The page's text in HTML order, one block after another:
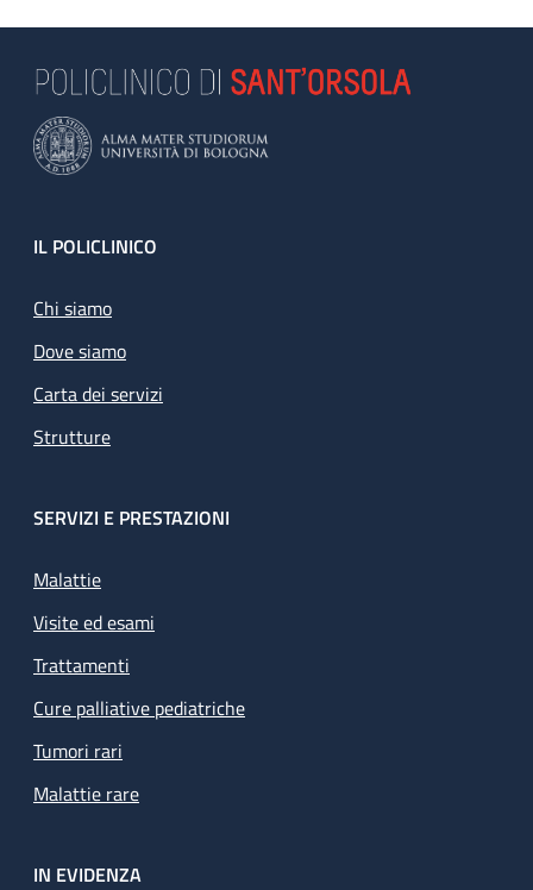
Footer
IL POLICLINICO
Chi siamo
Dove siamo
Carta dei servizi
Strutture
SERVIZI E PRESTAZIONI
Malattie
Visite ed esami
Trattamenti
Cure palliative pediatriche
Tumori rari
Malattie rare
IN EVIDENZA